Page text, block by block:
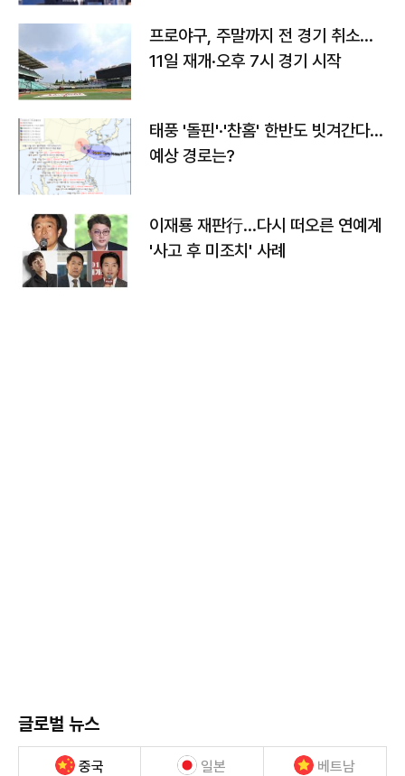
프로야구, 주말까지 전 경기 취소…
11일 재개·오후 7시 경기 시작
태풍 '돌핀'·'찬홈' 한반도 빗겨간다…
예상 경로는?
이재룡 재판行…다시 떠오른 연예계
'사고 후 미조치' 사례
글로벌 뉴스
중국 일본 베트남